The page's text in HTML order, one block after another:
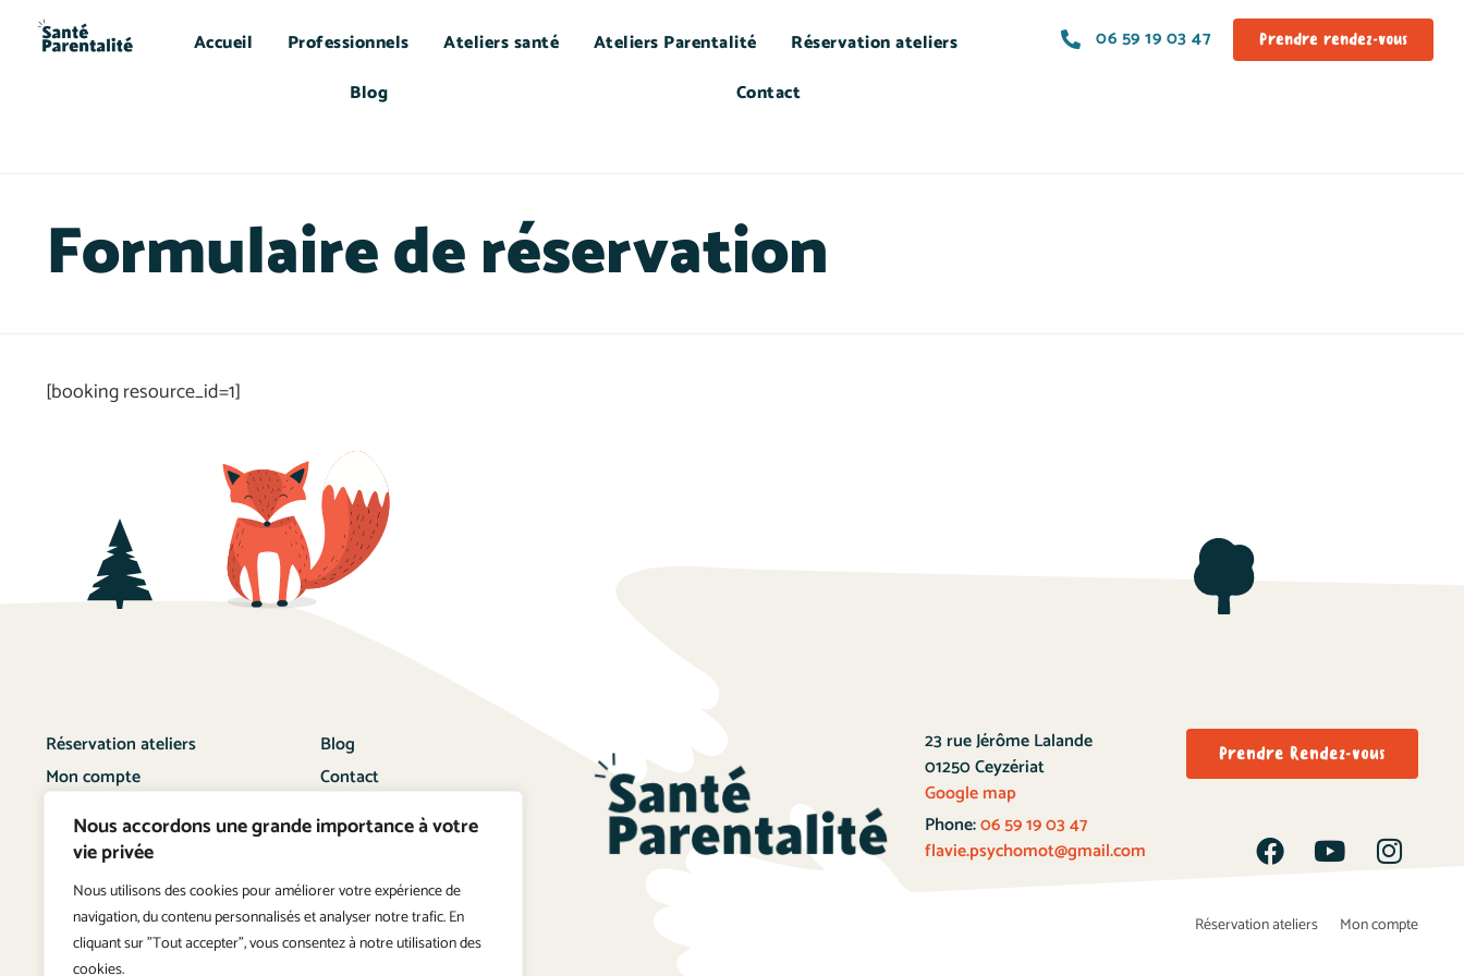
Nous accordons une grande importance à votre
vie privée
Nous utilisons des cookies pour améliorer votre expérience de
navigation, du contenu personnalisés et analyser notre trafic. En
cliquant sur "Tout accepter", vous consentez à notre utilisation des
cookies.
Accueil Professionnels Ateliers santé Ateliers Parentalité
Réservation ateliers
Blog
Contact
06 59 19 03 47 Prendre rendez-vous
Formulaire de réservation
[booking resource_id=1]
Réservation ateliers
Mon compte
Blog
Contact
23 rue Jérôme Lalande
01250 Ceyzériat
Google map
Phone:06 59 19 03 47
flavie.psychomot@gmail.com
Prendre Rendez-vous
© 2026 Falvie Lamberet Édité parMédiaFrance Réservation ateliers Mon compte